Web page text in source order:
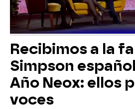
Recibimos a la
Simpson
Año Neox: ellos
voces